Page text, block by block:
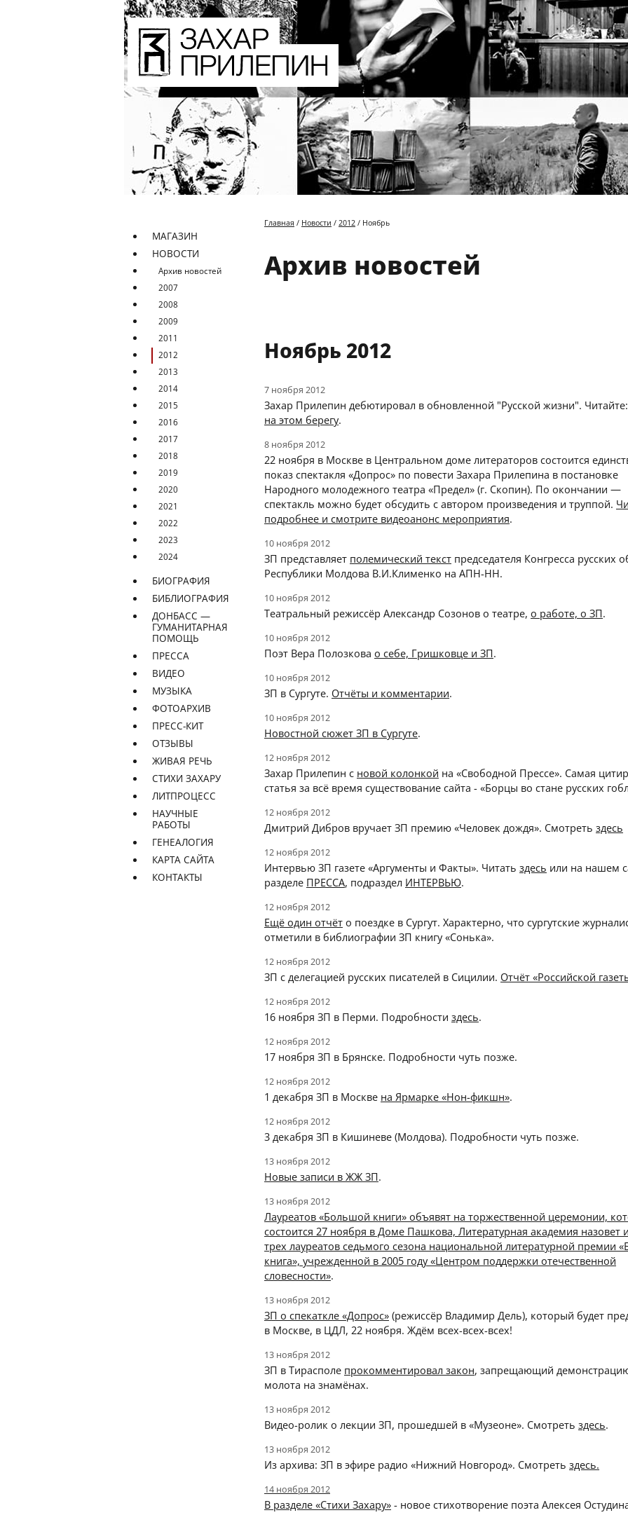
МАГАЗИН
НОВОСТИ
Архив новостей
2007
2008
2009
2011
2012
2013
2014
2015
2016
2017
2018
2019
2020
2021
2022
2023
2024
БИОГРАФИЯ
БИБЛИОГРАФИЯ
ДОНБАСС —
ГУМАНИТАРНАЯ
ПОМОЩЬ
ПРЕССА
ВИДЕО
МУЗЫКА
ФОТОАРХИВ
ПРЕСС-КИТ
ОТЗЫВЫ
ЖИВАЯ РЕЧЬ
СТИХИ ЗАХАРУ
ЛИТПРОЦЕСС
НАУЧНЫЕ
РАБОТЫ
ГЕНЕАЛОГИЯ
КАРТА САЙТА
КОНТАКТЫ
Главная / Новости / 2012 / Ноябрь
Архив новостей
Ноябрь 2012
7 ноября 2012
Захар Прилепин дебютировал в обновленной "Русской жизни". Читайте:
на этом берегу.
8 ноября 2012
22 ноября в Москве в Центральном доме литераторов состоится
показ спектакля «Допрос» по повести Захара Прилепина в постановке
Народного молодежного театра «Предел» (г. Скопин). По окончании —
спектакль можно будет обсудить с автором произведения и труппой.
подробнее и смотрите видеоанонс мероприятия.
10 ноября 2012
ЗП представляет полемический текст председателя Конгресса русских
Республики Молдова В.И.Клименко на АПН-НН.
10 ноября 2012
Театральный режиссёр Александр Созонов о театре, о работе, о ЗП.
10 ноября 2012
Поэт Вера Полозкова о себе, Гришковце и ЗП.
10 ноября 2012
ЗП в Сургуте. Отчёты и комментарии.
10 ноября 2012
Новостной сюжет ЗП в Сургуте.
12 ноября 2012
Захар Прилепин с новой колонкой на «Свободной Прессе». Самая
статья за всё время существование сайта - «Борцы во стане русских
12 ноября 2012
Дмитрий Дибров вручает ЗП премию «Человек дождя». Смотреть здесь
12 ноября 2012
Интервью ЗП газете «Аргументы и Факты». Читать здесь или на нашем
разделе ПРЕССА, подраздел ИНТЕРВЬЮ.
12 ноября 2012
Ещё один отчёт о поездке в Сургут. Характерно, что сургутские
отметили в библиографии ЗП книгу «Сонька».
12 ноября 2012
ЗП с делегацией русских писателей в Сицилии. Отчёт «Российской
12 ноября 2012
16 ноября ЗП в Перми. Подробности здесь.
12 ноября 2012
17 ноября ЗП в Брянске. Подробности чуть позже.
12 ноября 2012
1 декабря ЗП в Москве на Ярмарке «Нон-фикшн».
12 ноября 2012
3 декабря ЗП в Кишиневе (Молдова). Подробности чуть позже.
13 ноября 2012
Новые записи в ЖЖ ЗП.
13 ноября 2012
Лауреатов «Большой книги» объявят на торжественной церемонии,
состоится 27 ноября в Доме Пашкова, Литературная академия назовет
трех лауреатов седьмого сезона национальной литературной премии
книга», учрежденной в 2005 году «Центром поддержки отечественной
словесности».
13 ноября 2012
ЗП о спекаткле «Допрос» (режиссёр Владимир Дель), который будет
в Москве, в ЦДЛ, 22 ноября. Ждём всех-всех-всех!
13 ноября 2012
ЗП в Тирасполе прокомментировал закон, запрещающий
молота на знамёнах.
13 ноября 2012
Видео-ролик о лекции ЗП, прошедшей в «Музеоне». Смотреть здесь.
13 ноября 2012
Из архива: ЗП в эфире радио «Нижний Новгород». Смотреть здесь.
14 ноября 2012
В разделе «Стихи Захару» - новое стихотворение поэта Алексея